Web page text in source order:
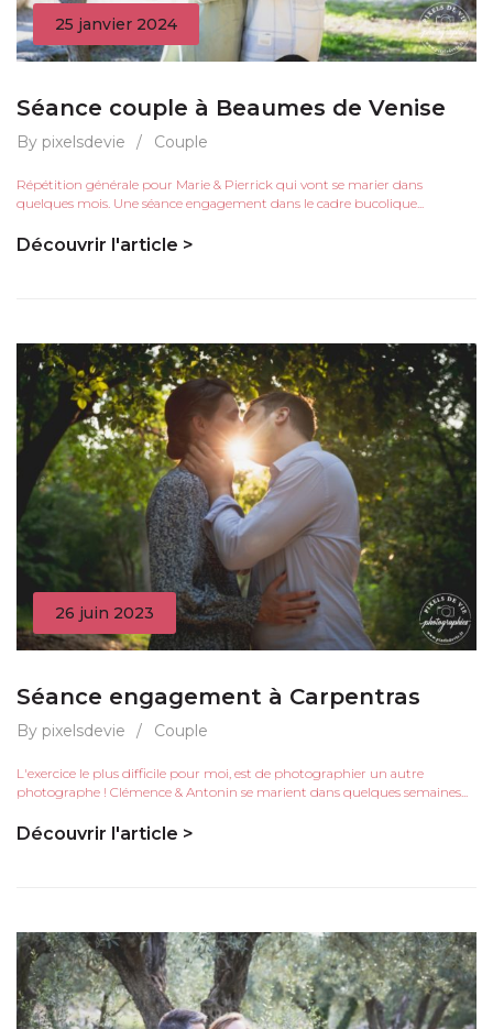
25 janvier 2024
Séance couple à Beaumes de Venise
By pixelsdevie / Couple
Répétition générale pour Marie & Pierrick qui vont se marier dans
quelques mois. Une séance engagement dans le cadre bucolique...
Découvrir l'article >
26 juin 2023
Séance engagement à Carpentras
By pixelsdevie / Couple
L'exercice le plus difficile pour moi, est de photographier un autre
photographe ! Clémence & Antonin se marient dans quelques semaines...
Découvrir l'article >